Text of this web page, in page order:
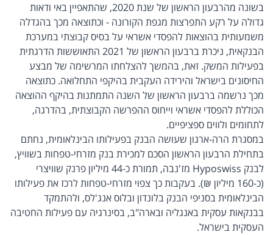
בשונה מהרבעון הראשון של שנת 2020, שהתאפיין באי ודאות
גדולה על רקע התפרצות מגפת הקורונה - וכתוצאה מכך בהגדלה
משמעותית בהוצאות להפסדי אשראי על בסיס קבוצתי במערכת
הבנקאית, ניכרת ברבעון הראשון של 2021 התאוששות הדרגתית
בפעילות המשק. זאת, בהמשך להצלחתו המרשימה של מבצע
החיסונים בישראל והירידה העקבית בהיקפי התחלואה. כתוצאה
מכך נרשמה ברבעון הראשון של השנה התמתנות בהיקף ההוצאה
הכוללת להפסדי אשראי וייחוס ההפרשה הקבוצתית, בהדרגה,
לתחומים ולווים ספציפיים.
במסגרת הרה-ארגון שעושה הבנק בפעילותו הבינלאומית, נחתם
בתחילת הרבעון הראשון הסכם למכירת בנק מזרחי-טפחות בשוויץ,
לבנק Hyposwiss מז'נבה, תמורת כ-44 מיליון פרנק שוויצרי
(כ-160 מיליון ₪). בעקבות כך צפוי מזרחי-טפחות לרכז את פעילותו
הבינלאומית בסניפי הבנק בלונדון ובלוס אנג'לס, ולהתמקד
בבנקאות עסקית באנגליה ובארה"ב, בסינרגיה עם פעילות החטיבה
העסקית בישראל.